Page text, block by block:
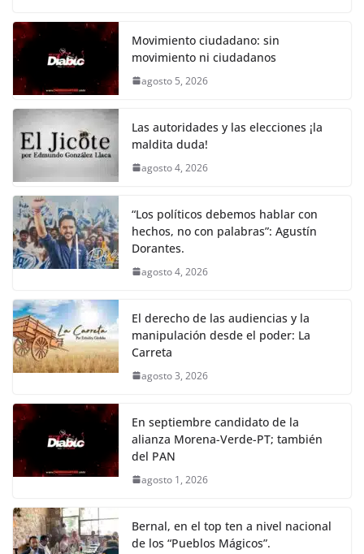
k
c
e
b
o
o
k
itt
er s
A
p
y
Li
k
gr
a
e
Movimiento ciudadano: sin
movimiento ni ciudadanos
agosto 5, 2026
Las autoridades y las elecciones ¡la
maldita duda!
agosto 4, 2026
“Los políticos debemos hablar con
hechos, no con palabras”: Agustín
Dorantes.
agosto 4, 2026
El derecho de las audiencias y la
manipulación desde el poder: La
Carreta
agosto 3, 2026
En septiembre candidato de la
alianza Morena-Verde-PT; también
del PAN
agosto 1, 2026
Bernal, en el top ten a nivel nacional
de los “Pueblos Mágicos”.